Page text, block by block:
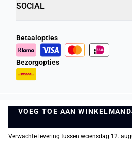
VOEG TOE AAN
VOEG TOE AAN
Verwachte levering tussen woensdag 12.
SOCIAL
Betaalopties
Bezorgopties
Privacybeleid
©DK Company